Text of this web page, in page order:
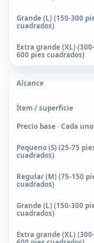
Precio base · Cada uno